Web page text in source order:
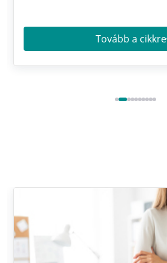
Tovább a cikkre